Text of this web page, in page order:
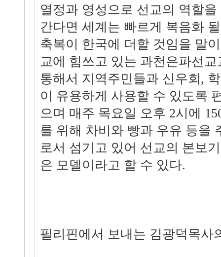
열정과 영성으로 선교의 역할
간다면 세계는 빠르게 복음화
축복이 한국에 더할 것임을 말
교에 힘쓰고 있는 과천은파선
통해서 지역주민들과 신우회,
이 유용하게 사용할 수 있도록
으며 매주 목요일 오후 2시에
를 위해 차비와 빵과 우유 등을
로서 섬기고 있어 선교의 본보
은 모델이라고 할 수 있다.
필리핀에서 보내는 김광덕목사